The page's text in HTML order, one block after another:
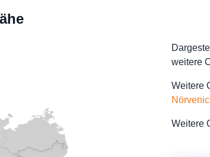
weitere
Weitere
Weitere